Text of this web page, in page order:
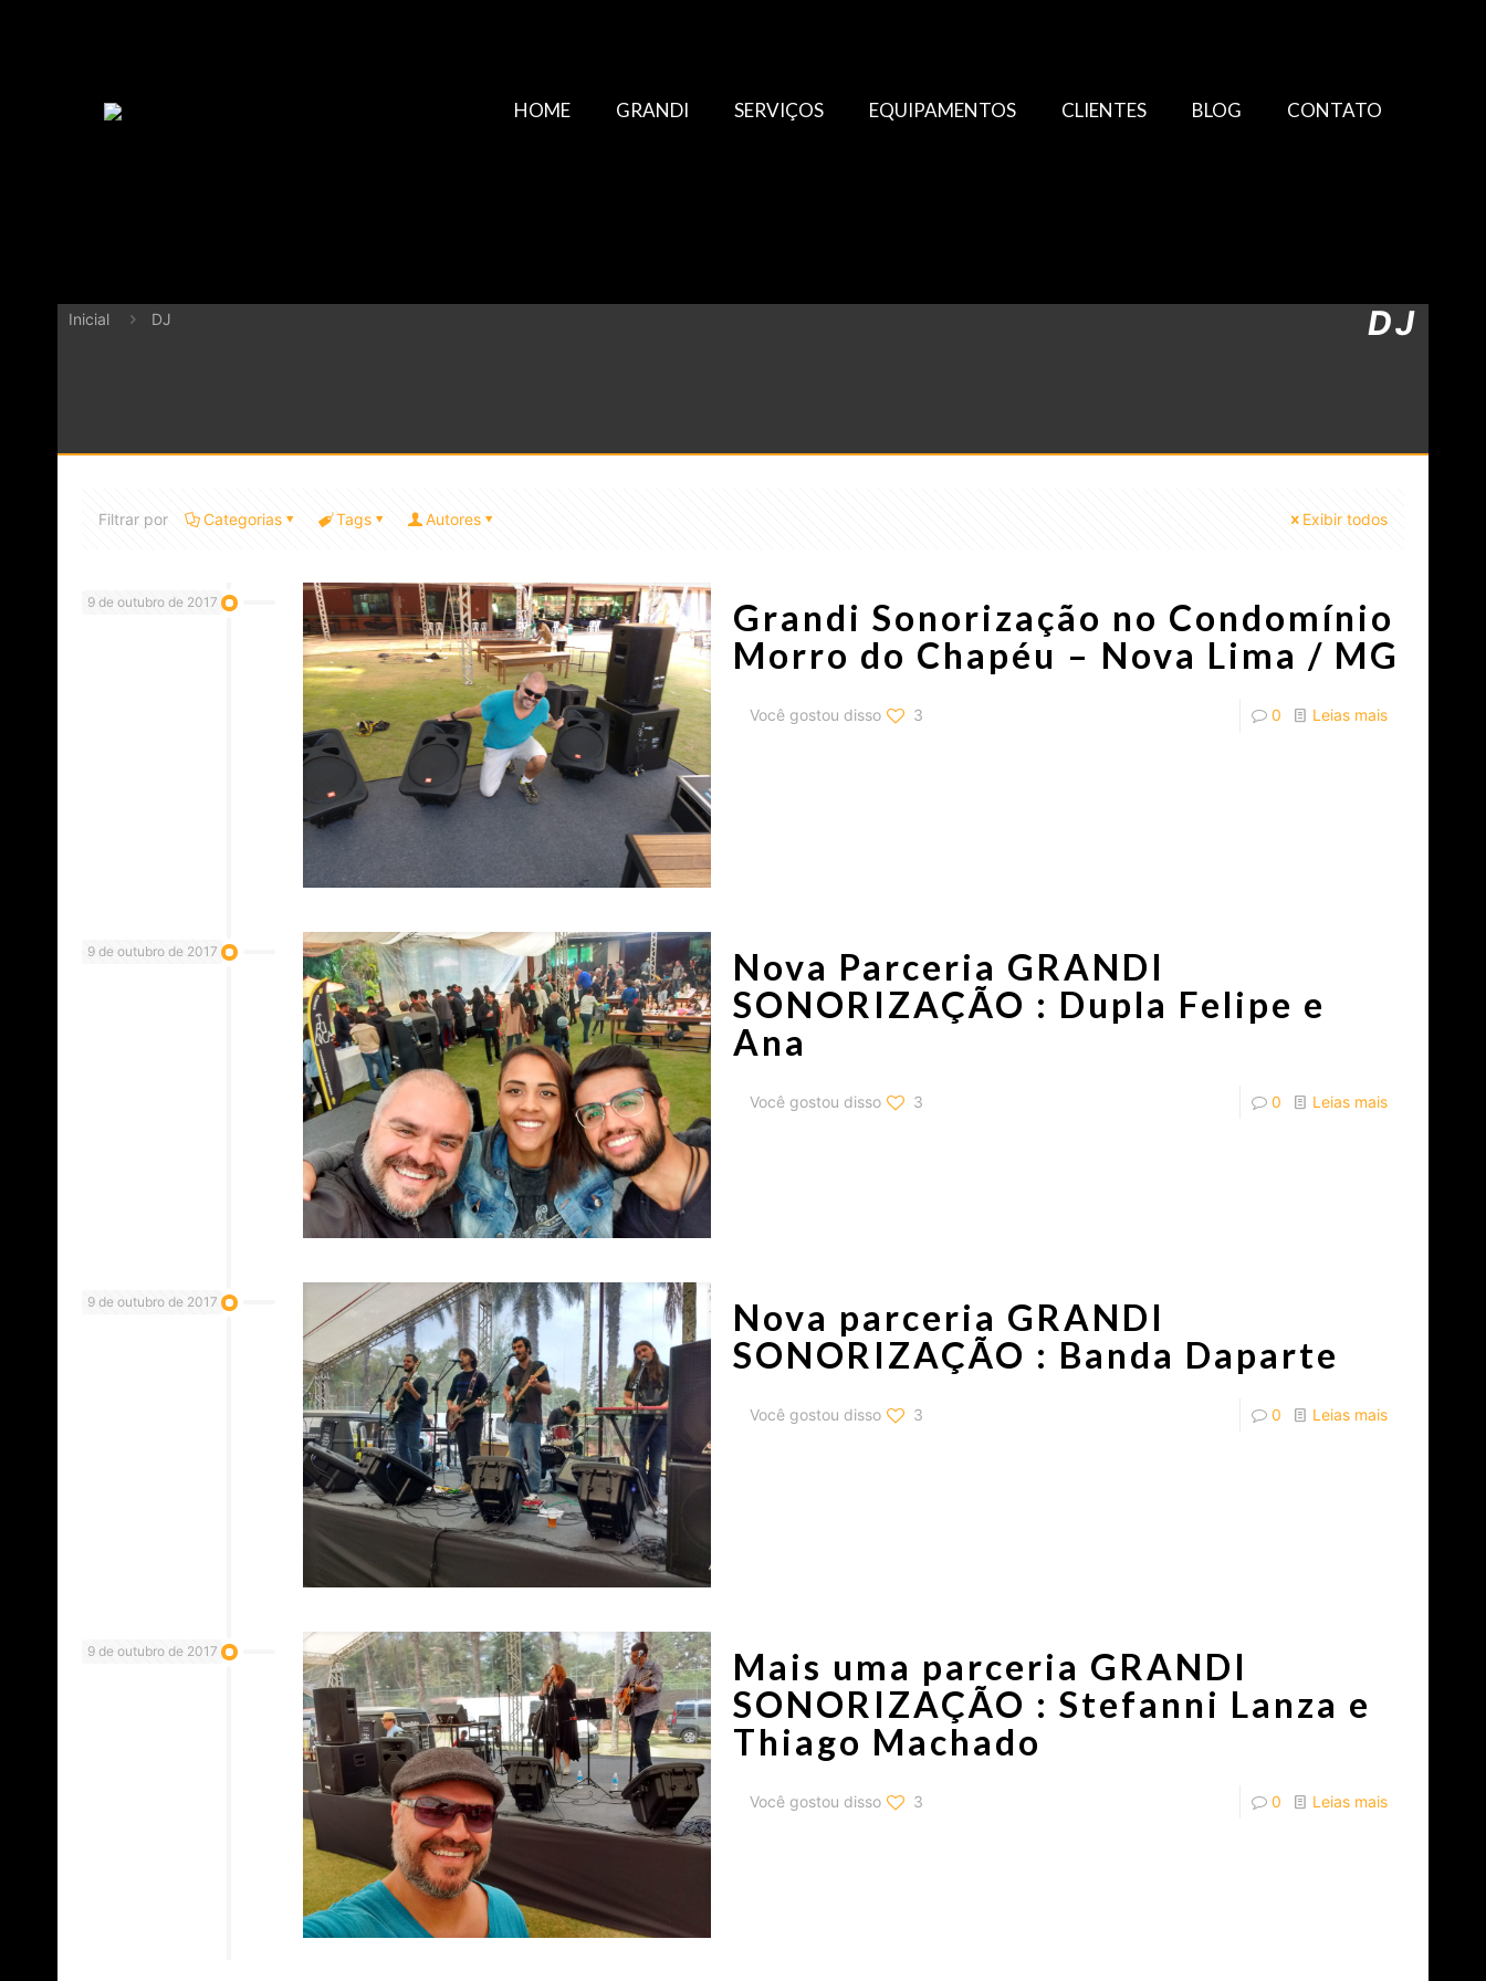
HOME GRANDI SERVIÇOS EQUIPAMENTOS CLIENTES BLOG CONTATO
DJ
Inicial DJ
Filtrar por Categorias Tags Autores Exibir todos
9 de outubro de 2017
Grandi Sonorização no Condomínio
Morro do Chapéu – Nova Lima / MG
Você gostou disso 3 0 Leias mais
9 de outubro de 2017
Nova Parceria GRANDI
SONORIZAÇÃO : Dupla Felipe e
Ana
Você gostou disso 3 0 Leias mais
9 de outubro de 2017
Nova parceria GRANDI
SONORIZAÇÃO : Banda Daparte
Você gostou disso 3 0 Leias mais
9 de outubro de 2017
Mais uma parceria GRANDI
SONORIZAÇÃO : Stefanni Lanza e
Thiago Machado
Você gostou disso 3 0 Leias mais